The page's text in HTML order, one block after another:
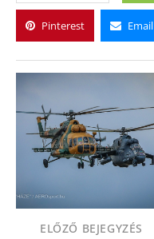
Pinterest Email
ELŐZŐ BEJEGYZÉS